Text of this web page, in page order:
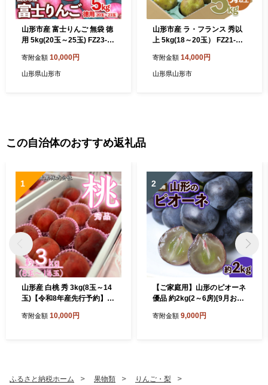
山形市産 富士りんご 無袋 徳
用 5kg(20玉～25玉) FZ23-03
寄附金額 10,000円
山形県山形市
山形市産 ラ・フランス 秀以
上 5kg(18～20玉） FZ21-93
寄附金額 14,000円
山形県山形市
この自治体のおすすめ返礼品
1
山形産 白桃 秀 3kg(8玉～14
玉)【令和8年産先行予約】F
寄附金額 10,000円
2
【ご家庭用】山形のピオーネ
優品 約2kg(2～6房)[9月お届
S23-645 くだもの 果物 フル
寄附金額 9,000円
ふるさと納税ホーム 果物類 りんご・梨